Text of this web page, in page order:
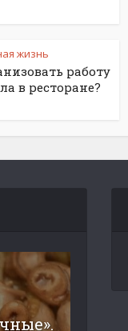
жизнь
работу
в ресторане?